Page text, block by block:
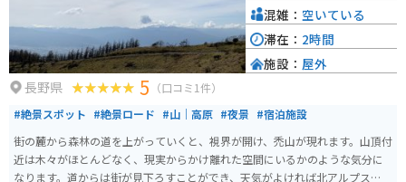
長野県 5 （口コミ1件）
#絶景スポット #絶景ロード #山｜高原 #夜景 #宿泊施設
街の麓から森林の道を上がっていくと、視界が開け、禿山が現れます。山頂付
近は木々がほとんどなく、現実からかけ離れた空間にいるかのような気分に
なります。道からは街が見下ろすことができ、天気がよければ北アルプスなど
混雑： 空いている
滞在： 2時間
施設： 屋外